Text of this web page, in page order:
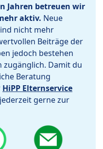
Jahren betreuen wir
aktiv. Neue
nicht mehr
Beiträge der
jedoch bestehen
Damit du
Beratung
HiPP Elternservice
gerne zur